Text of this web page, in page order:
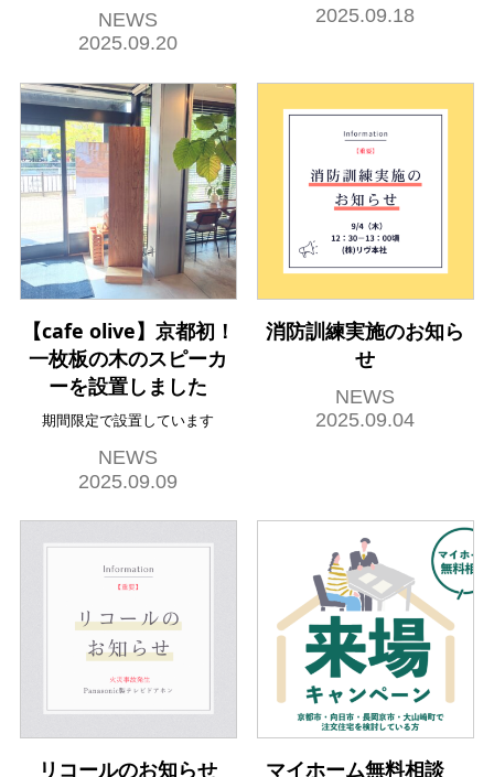
NEWS
2025.09.20
2025.09.18
【cafe olive】京都初！
一枚板の木のスピーカ
ーを設置しました
期間限定で設置しています
NEWS
2025.09.09
消防訓練実施のお知ら
せ
NEWS
2025.09.04
リコールのお知らせ マイホーム無料相談